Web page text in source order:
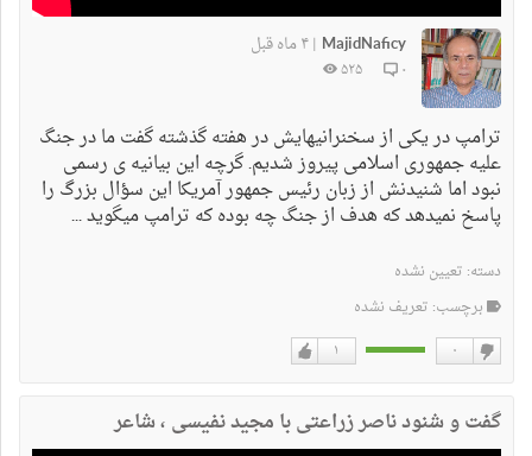
MajidNaficy
|۴ ماه قبل
۰ ۵۲۵
ترامپ در یکی از سخنرانیهایش در هفته گذشته گفت ما در جنگ
علیه جمهوری اسلامی پیروز شدیم. گرچه این بیانیه ی رسمی
نبود اما شنیدنش از زبان رئیس جمهور آمریکا این سؤال بزرگ را
پاسخ نمیدهد که هدف از جنگ چه بوده که ترامپ میگوید ...
دسته: تعیین نشده
برچسب: تعریف نشده
۱ ۰
گفت و شنود ناصر زراعتی با مجید نفیسی ، شاعر